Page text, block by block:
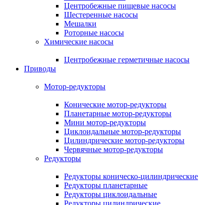
Центробежные пищевые насосы
Шестеренные насосы
Мешалки
Роторные насосы
Химические насосы
Центробежные герметичные насосы
Приводы
Мотор-редукторы
Конические мотор-редукторы
Планетарные мотор-редукторы
Мини мотор-редукторы
Циклоидальные мотор-редукторы
Цилиндрические мотор-редукторы
Червячные мотор-редукторы
Редукторы
Редукторы коническо-цилиндрические
Редукторы планетарные
Редукторы циклоидальные
Редукторы цилиндрические